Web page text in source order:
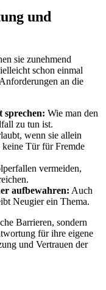
und
sie zunehmend
schon einmal
an die
sprechen: Wie man den
zu tun ist.
wenn sie allein
Tür für Fremde
vermeiden,
aufbewahren: Auch
Neugier ein Thema.
Barrieren, sondern
für ihre eigene
und Vertrauen der